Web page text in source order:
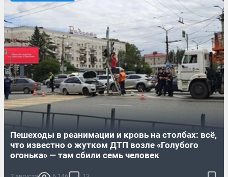
Пешеходы в реанимации и кровь на столбах: всё,
что известно о жутком ДТП возле «Голубого
огонька» — там сбили семь человек